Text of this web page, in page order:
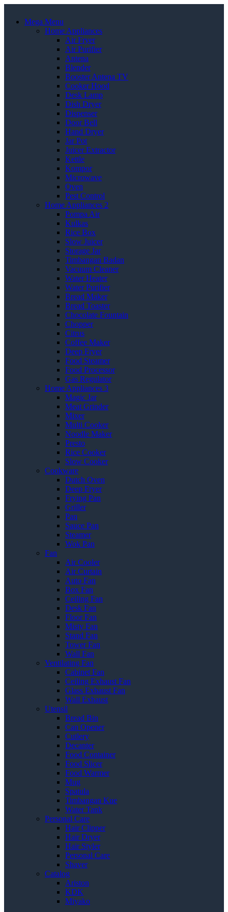
Mega Menu
Home Appliances
Air Fryer
Air Purifier
Antena
Blender
Booster Antena TV
Cooker Hood
Desk Lamp
Dish Dryer
Dispenser
Door Bell
Hand Dryer
Jar Pot
Juicer Extractor
Kettle
Kompor
Microwave
Oven
Pest Control
Home Appliances 2
Pompa Air
Kulkas
Rice Box
Slow Juicer
Storage Jar
Timbangan Badan
Vacuum Cleaner
Water Heater
Water Purifier
Bread Maker
Bread Toaster
Chocolate Fountain
Chopper
Citrus
Coffee Maker
Deep Fryer
Food Steamer
Food Processor
Gas Regulator
Home Appliances 3
Magic Jar
Meat Grinder
Mixer
Multi Cooker
Noodle Maker
Presto
Rice Cooker
Slow Cooker
Cookware
Dutch Oven
Deep Fryer
Frying Pan
Griller
Pan
Sauce Pan
Steamer
Wok Pan
Fan
Air Cooler
Air Curtain
Auto Fan
Box Fan
Ceiling Fan
Desk Fan
Floor Fan
Misty Fan
Stand Fan
Tower Fan
Wall Fan
Ventilating Fan
Cabinet Fan
Ceiling Exhaust Fan
Glass Exhaust Fan
Wall Exhaust
Utensil
Bread Bin
Can Opener
Cutlery
Decanter
Food Container
Food Slicer
Food Warmer
Mug
Spatula
Timbangan Kue
Water Tank
Personal Care
Hair Clipper
Hair Dryer
Hair Styler
Personal Care
Shaver
Catalog
Ariston
KDK
Miyako